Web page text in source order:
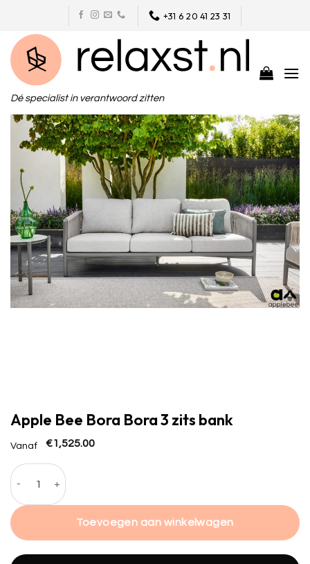
content
+31 6 20 41 23 31
Dé specialist in verantwoord zitten
Apple Bee Bora Bora 3 zits bank
Vanaf €1,525.00
Apple Bee Bora Bora 3 zits bank hoeveelheid
Toevoegen aan winkelwagen